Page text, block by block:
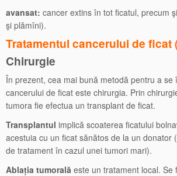
avansat: cancer extins în tot ficatul, precum
şi plămîni).
Tratamentul cancerului de ficat
Chirurgie
În prezent, cea mai bună metodă pentru a se
cancerului de ficat este chirurgia. Prin
tumora fie efectua un transplant de ficat.
Transplantul implică scoaterea ficatului
acestuia cu un ficat sănătos de la un donator
de tratament în cazul unei tumori mari).
Ablația tumorală este un tratament local. Se